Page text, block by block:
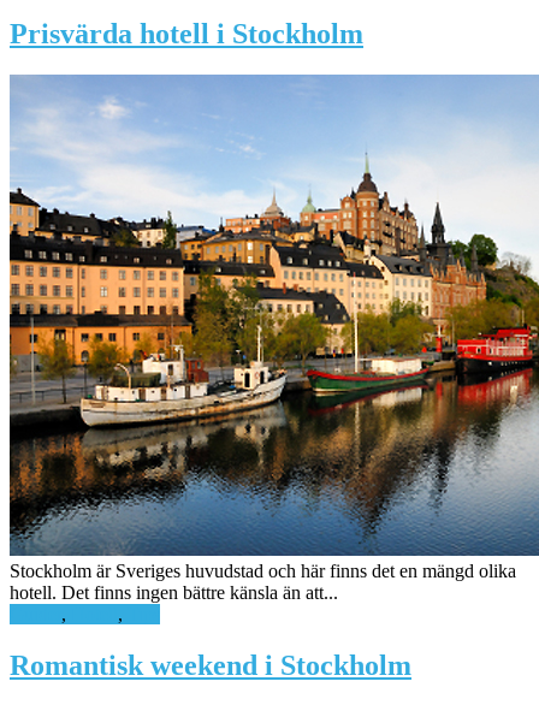
Prisvärda hotell i Stockholm
Stockholm är Sveriges huvudstad och här finns det en mängd olika
hotell. Det finns ingen bättre känsla än att...
, ,
Romantisk weekend i Stockholm